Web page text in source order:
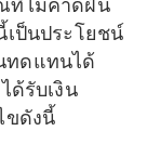
เป็นประโยชน์
ทดแทนได้
ด้รับเงิน
ขดังนี้